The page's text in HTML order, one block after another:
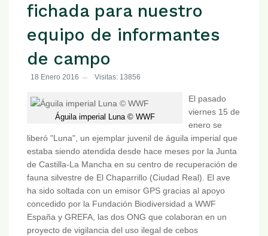
fichada para nuestro
equipo de informantes
de campo
18 Enero 2016 Visitas: 13856
Águila imperial Luna © WWF
El pasado
viernes 15 de
enero se
liberó "Luna", un ejemplar juvenil de águila imperial que
estaba siendo atendida desde hace meses por la Junta
de Castilla-La Mancha en su centro de recuperación de
fauna silvestre de El Chaparrillo (Ciudad Real). El ave
ha sido soltada con un emisor GPS gracias al apoyo
concedido por la Fundación Biodiversidad a WWF
España y GREFA, las dos ONG que colaboran en un
proyecto de vigilancia del uso ilegal de cebos